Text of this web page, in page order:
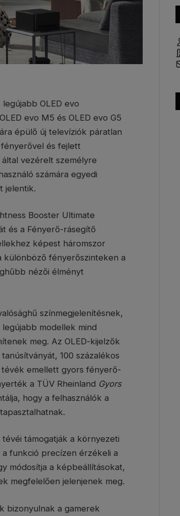
OLED evo
evo M5 és OLED evo G5
épülő új televíziók páratlan
és fejlett
vezérelt személyre
számára egyedi
jelentik.
Booster Ultimate
és a Fényerő-rásegítő
képest háromszor
különböző fényerőszinteken a
nézői élményt
színmegjelenítésnek,
modellek mind
meg. Az OLED-kijelzők
tanúsítványát, 100 százalékos
emellett gyors fényerő-
a TÜV Rheinland Gyors
hogy a felhasználók a
támogatják a környezeti
a funkció precízen érzékeli a
módosítja a képbeállításokat,
megfelelően jelenjenek meg.
bizonyulnak a gamerek